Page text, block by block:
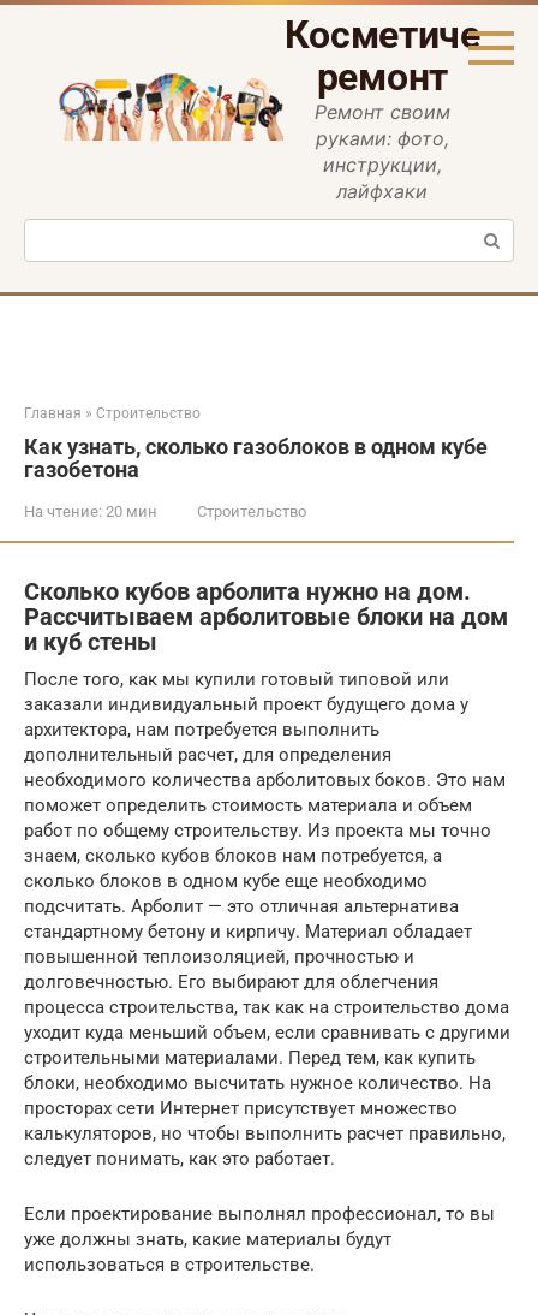
Перейти
ремонт
Ремонт своим
руками: фото,
инструкции,
лайфхаки
Поиск:
Главная » Строительство
Как узнать, сколько газоблоков в одном кубе
газобетона
На чтение: 20 мин Строительство
Сколько кубов арболита нужно на дом.
Рассчитываем арболитовые блоки на дом
и куб стены
После того, как мы купили готовый типовой или
заказали индивидуальный проект будущего дома у
архитектора, нам потребуется выполнить
дополнительный расчет, для определения
необходимого количества арболитовых боков. Это нам
поможет определить стоимость материала и объем
работ по общему строительству. Из проекта мы точно
знаем, сколько кубов блоков нам потребуется, а
сколько блоков в одном кубе еще необходимо
подсчитать. Арболит — это отличная альтернатива
стандартному бетону и кирпичу. Материал обладает
повышенной теплоизоляцией, прочностью и
долговечностью. Его выбирают для облегчения
процесса строительства, так как на строительство дома
уходит куда меньший объем, если сравнивать с другими
строительными материалами. Перед тем, как купить
блоки, необходимо высчитать нужное количество. На
просторах сети Интернет присутствует множество
калькуляторов, но чтобы выполнить расчет правильно,
следует понимать, как это работает.
Если проектирование выполнял профессионал, то вы
уже должны знать, какие материалы будут
использоваться в строительстве.